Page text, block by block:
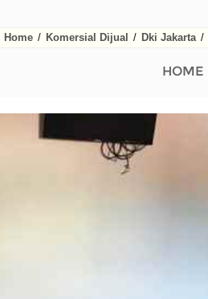
Home / Komersial Dijual / Dki Jakarta /
HOME